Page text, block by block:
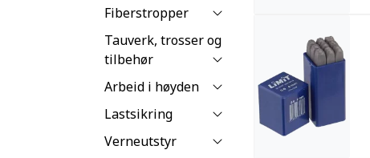
Fiberstropper
Tauverk, trosser og
tilbehør
Arbeid i høyden
Lastsikring
Verneutstyr